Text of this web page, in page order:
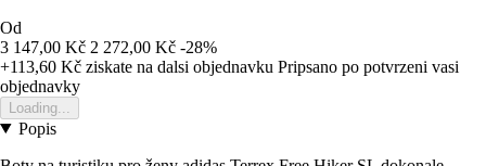
Od
3 147,00 Kč 2 272,00 Kč -28%
+113,60 Kč ziskate na dalsi objednavku Pripsano po potvrzeni vasi
objednavky
Loading...
Popis